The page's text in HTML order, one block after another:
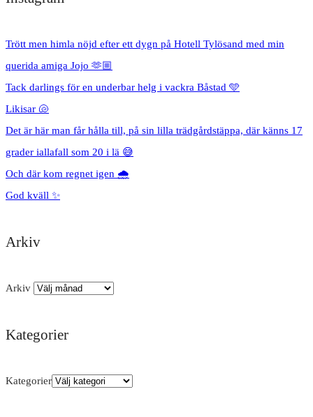
Trött men himla nöjd efter ett dygn på Hotell Tylösand med min
querida amiga Jojo 🫶🏼
Tack darlings för en underbar helg i vackra Båstad 🩵
Likisar 🐚
Det är här man får hålla till, på sin lilla trädgårdstäppa, där känns 17
grader iallafall som 20 i lä 😅
Och där kom regnet igen 🌧️
God kväll ✨
Arkiv
Arkiv
Kategorier
Kategorier